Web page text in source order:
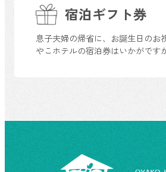
宿泊ギフト券
息子夫婦の帰省に、お誕生日のお
やこホテルの宿泊券はいかがです